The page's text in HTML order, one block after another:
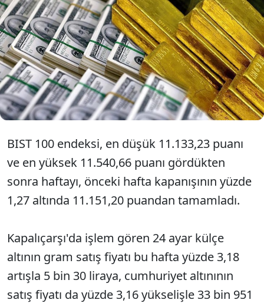
Borsa İstanbul'da işlem gören hisse senetleri
haftalık bazda ortalama yüzde 1,27, avro/TL
yüzde 0,15 değer kaybederken, altının gram
fiyatı yüzde 3,18 ve dolar/TL yüzde 0,46
değer kazandı.
BIST 100 endeksi, en düşük 11.133,23 puanı
ve en yüksek 11.540,66 puanı gördükten
sonra haftayı, önceki hafta kapanışının yüzde
1,27 altında 11.151,20 puandan tamamladı.
Kapalıçarşı'da işlem gören 24 ayar külçe
altının gram satış fiyatı bu hafta yüzde 3,18
artışla 5 bin 30 liraya, cumhuriyet altınının
satış fiyatı da yüzde 3,16 yükselişle 33 bin 951